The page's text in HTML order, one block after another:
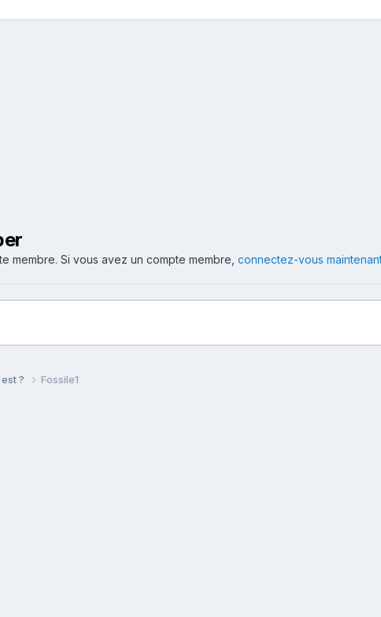
membre. Si vous avez un compte membre, connectez-vous
? Fossile1